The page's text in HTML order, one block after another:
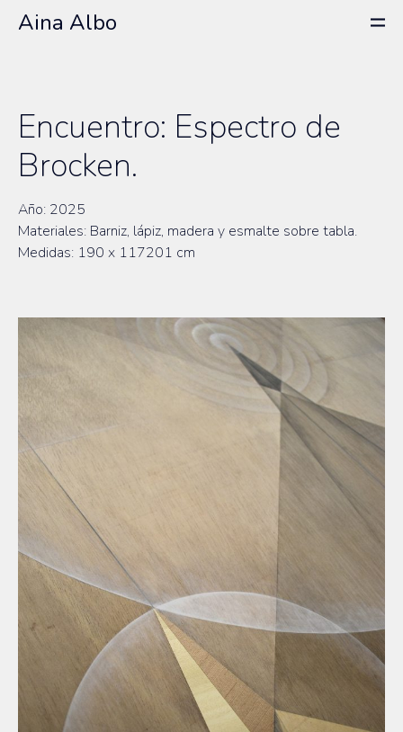
Aina Albo
Encuentro: Espectro de
Brocken.
Año: 2025
Materiales: Barniz, lápiz, madera y esmalte sobre tabla.
Medidas: 190 x 117201 cm